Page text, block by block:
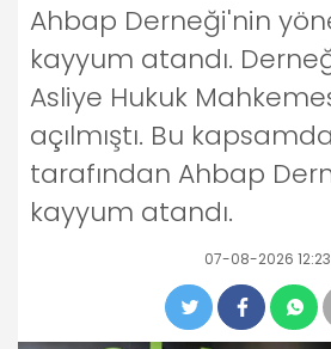
Ahbap Derneği'nin
kayyum atandı.
Asliye Hukuk
açılmıştı. Bu
tarafından Ahbap
kayyum atandı.
07-08-2026 12:23